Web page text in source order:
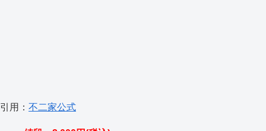
引用： 不二家公式